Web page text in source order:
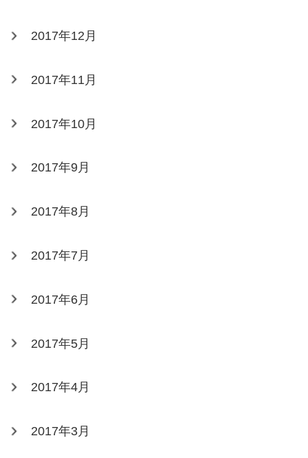
2017年12月
2017年11月
2017年10月
2017年9月
2017年8月
2017年7月
2017年6月
2017年5月
2017年4月
2017年3月